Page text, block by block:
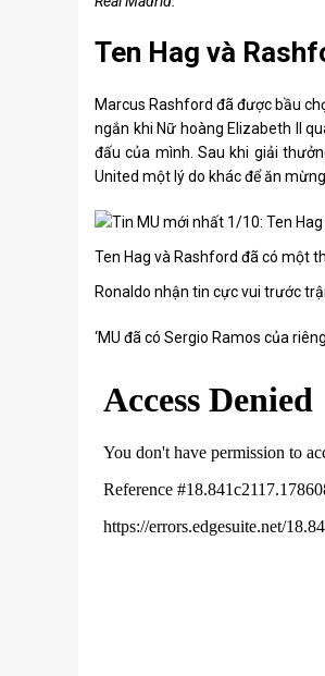
Ten Hag và
Marcus Rashford đã được bầu
ngắn khi Nữ hoàng Elizabeth II
đấu của mình. Sau khi giải
United một lý do khác để ăn
Ten Hag và Rashford đã có một
Ronaldo nhận tin cực vui trước
‘MU đã có Sergio Ramos của